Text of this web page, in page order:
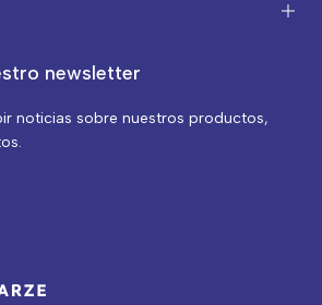
newsletter
noticias sobre nuestros productos,